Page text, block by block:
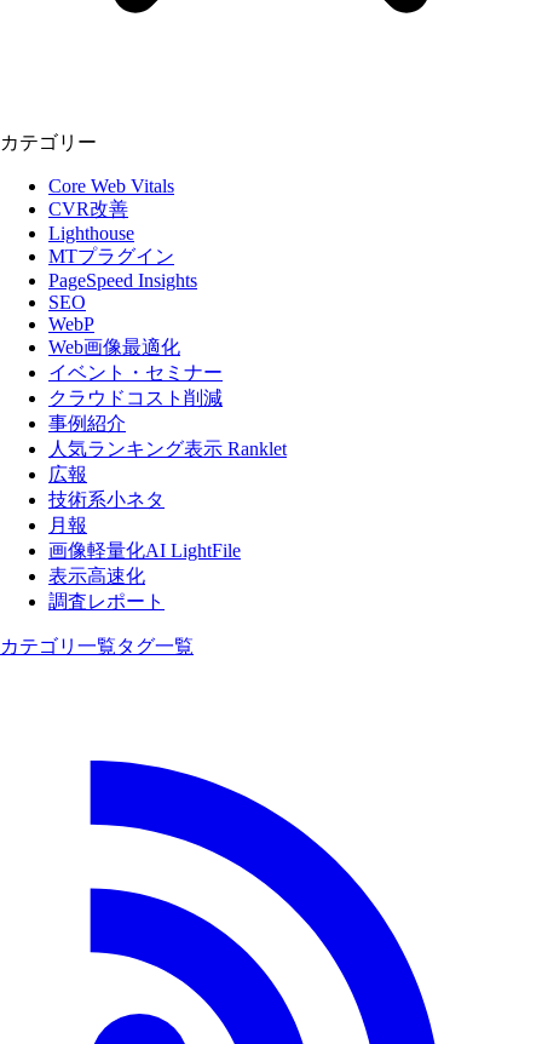
カテゴリー
Core Web Vitals
CVR改善
Lighthouse
MTプラグイン
PageSpeed Insights
SEO
WebP
Web画像最適化
イベント・セミナー
クラウドコスト削減
事例紹介
人気ランキング表示 Ranklet
広報
技術系小ネタ
月報
画像軽量化AI LightFile
表示高速化
調査レポート
カテゴリ一覧タグ一覧